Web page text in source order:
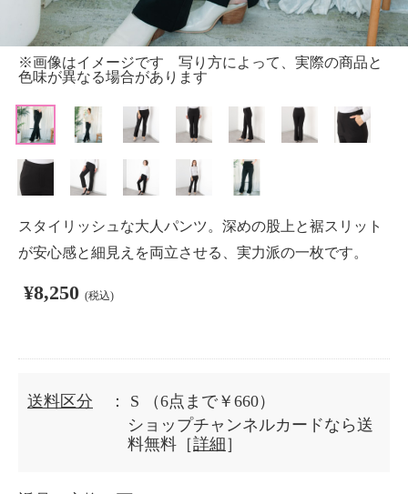
※画像はイメージです 写り方によって、実際の商品と
色味が異なる場合があります
スタイリッシュな大人パンツ。深めの股上と裾スリット
が安心感と細見えを両立させる、実力派の一枚です。
¥8,250 (税込)
送料区分 ： S
（6点まで￥660）
ショップチャンネルカードなら送
料無料［詳細 ］